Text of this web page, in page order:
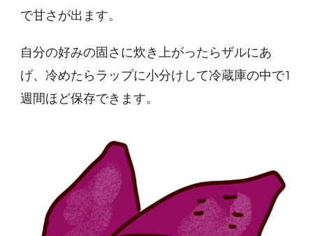
で甘さが出ます。
自分の好みの固さに炊き上がったらザルにあ
げ、冷めたらラップに小分けして冷蔵庫の中で1
週間ほど保存できます。